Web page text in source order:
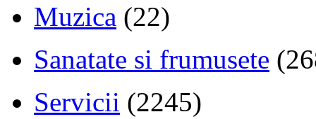
Muzica (22)
Sanatate si frumusete
Servicii (2245)